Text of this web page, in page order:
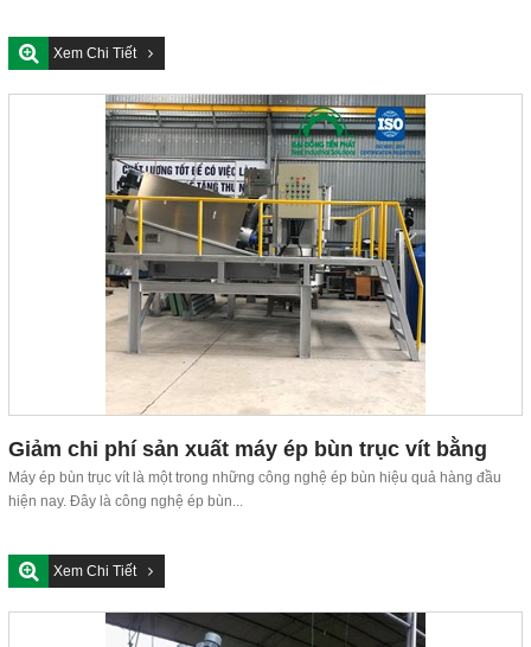
Xem Chi Tiết
Giảm chi phí sản xuất máy ép bùn trục vít bằng
công nghệ cắt CNC laser
Máy ép bùn trục vít là một trong những công nghệ ép bùn hiệu quả hàng đầu
hiện nay. Đây là công nghệ ép bùn...
Xem Chi Tiết